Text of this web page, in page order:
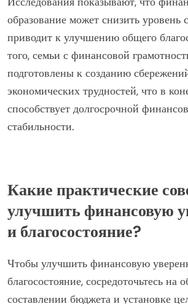
Финансовое образование может
укрепить семьи с низким доходом,
финансовую уверенность и
обеспечивает их необходимыми
управления бюджетами, понимания
принятия обоснованных финансовых
Исследования показывают, что
подготовлены к созданию
экономических трудностей, что в
способствует долгосрочной